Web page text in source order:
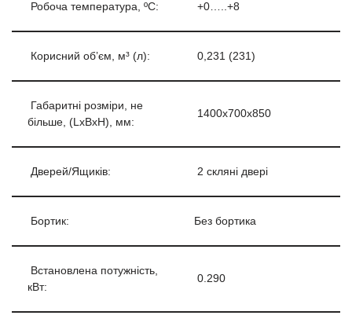
Робоча температура, ºС: +0…..+8
Корисний об’єм, м³ (л): 0,231 (231)
Габаритні розміри, не
більше, (LxBxH), мм:
1400х700х850
Дверей/Ящиків: 2 скляні двері
Бортик: Без бортика
Встановлена потужність,
кВт:
0.290